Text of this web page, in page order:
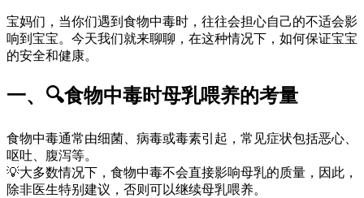
宝妈们，当你们遇到食物中毒时，往往会担心自己的不适会影
响到宝宝。今天我们就来聊聊，在这种情况下，如何保证宝宝
的安全和健康。
一、🔍食物中毒时母乳喂养的考量
食物中毒通常由细菌、病毒或毒素引起，常见症状包括恶心、
呕吐、腹泻等。
💡大多数情况下，食物中毒不会直接影响母乳的质量，因此，
除非医生特别建议，否则可以继续母乳喂养。